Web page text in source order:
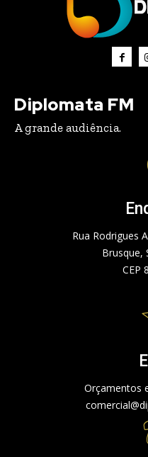
Diplomata FM
A grande audiência.
Rua Rodrigues
Brusque,
CEP
Orçamentos